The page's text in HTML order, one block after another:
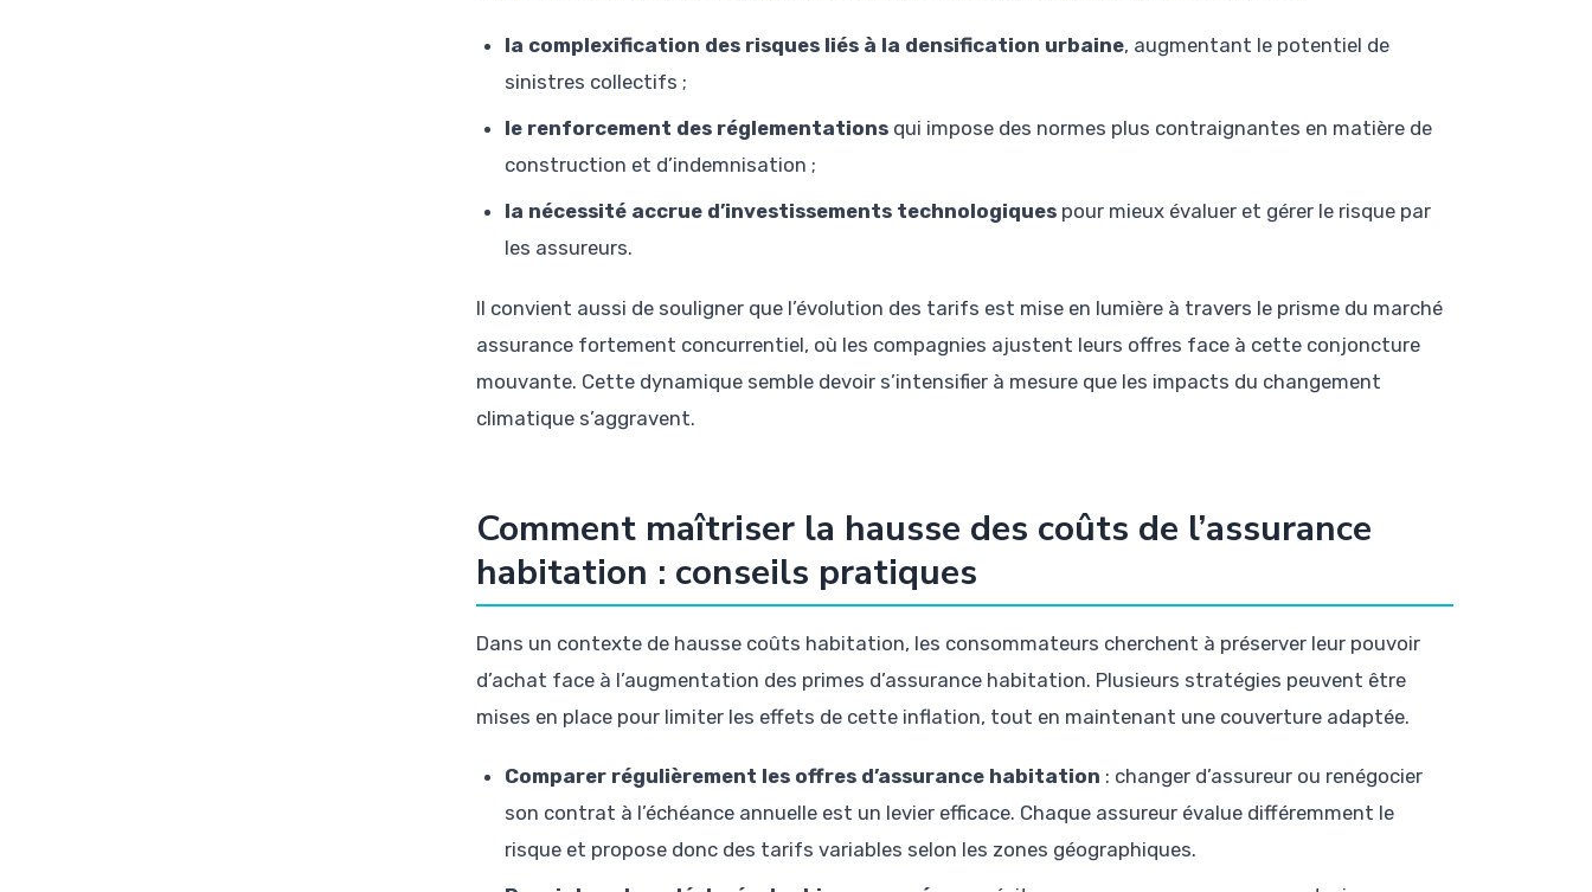
la complexification des risques liés à la densification urbaine, augmentant le potentiel de
sinistres collectifs ;
le renforcement des réglementations qui impose des normes plus contraignantes en matière de
construction et d’indemnisation ;
la nécessité accrue d’investissements technologiques pour mieux évaluer et gérer le risque par
les assureurs.
Il convient aussi de souligner que l’évolution des tarifs est mise en lumière à travers le prisme du marché
assurance fortement concurrentiel, où les compagnies ajustent leurs offres face à cette conjoncture
mouvante. Cette dynamique semble devoir s’intensifier à mesure que les impacts du changement
climatique s’aggravent.
Comment maîtriser la hausse des coûts de l’assurance
habitation : conseils pratiques
Dans un contexte de hausse coûts habitation, les consommateurs cherchent à préserver leur pouvoir
d’achat face à l’augmentation des primes d’assurance habitation. Plusieurs stratégies peuvent être
mises en place pour limiter les effets de cette inflation, tout en maintenant une couverture adaptée.
Comparer régulièrement les offres d’assurance habitation : changer d’assureur ou renégocier
son contrat à l’échéance annuelle est un levier efficace. Chaque assureur évalue différemment le
risque et propose donc des tarifs variables selon les zones géographiques.